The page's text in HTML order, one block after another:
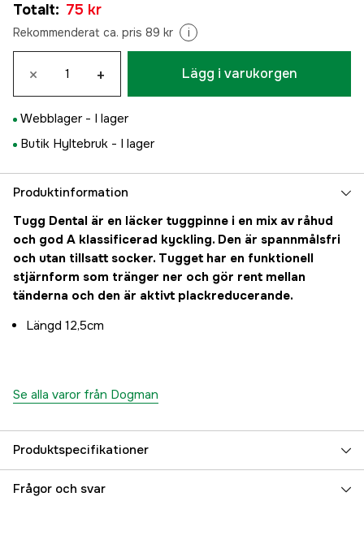
Totalt: 75 kr
Rekommenderat ca. pris 89 kr i
× + Lägg i varukorgen
Webblager - I lager
Butik Hyltebruk - I lager
Produktinformation
Tugg Dental är en läcker tuggpinne i en mix av råhud
och god A klassificerad kyckling. Den är spannmålsfri
och utan tillsatt socker. Tugget har en funktionell
stjärnform som tränger ner och gör rent mellan
tänderna och den är aktivt plackreducerande.
Längd 12,5cm
Se alla varor från Dogman
Produktspecifikationer
Djurtyp Hund
Frågor och svar